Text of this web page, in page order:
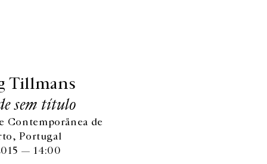
Tillmans
sem título
Contemporãnea de
Portugal
— 14:00